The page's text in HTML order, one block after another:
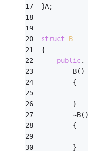
}A;
struct
B
{
public:
		B()
		{
		}
		~B()
		{
		}